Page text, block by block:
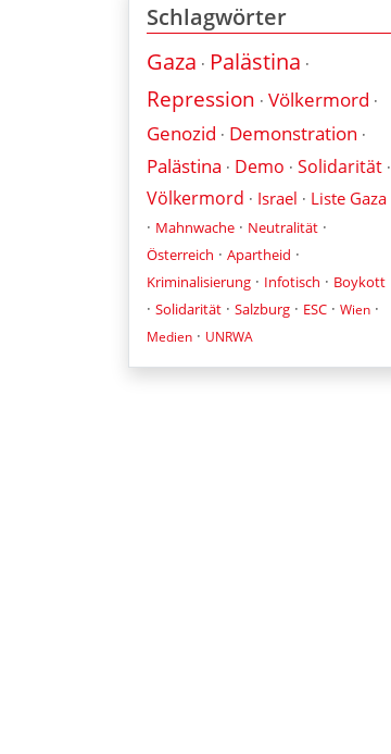
Schlagwörter
Gaza · Palästina ·
Repression · Völkermord ·
Genozid · Demonstration ·
Palästina · Demo · Solidarität ·
Völkermord · Israel · Liste Gaza
· Mahnwache · Neutralität ·
Österreich · Apartheid ·
Kriminalisierung · Infotisch · Boykott
· Solidarität · Salzburg · ESC · Wien ·
Medien · UNRWA